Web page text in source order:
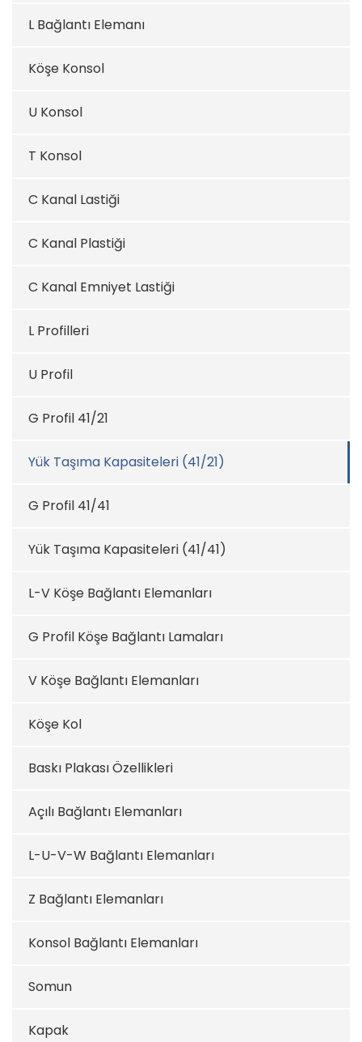
L Bağlantı Elemanı
Köşe Konsol
U Konsol
T Konsol
C Kanal Lastiği
C Kanal Plastiği
C Kanal Emniyet Lastiği
L Profilleri
U Profil
G Profil 41/21
Yük Taşıma Kapasiteleri (41/21)
G Profil 41/41
Yük Taşıma Kapasiteleri (41/41)
L-V Köşe Bağlantı Elemanları
G Profil Köşe Bağlantı Lamaları
V Köşe Bağlantı Elemanları
Köşe Kol
Baskı Plakası Özellikleri
Açılı Bağlantı Elemanları
L-U-V-W Bağlantı Elemanları
Z Bağlantı Elemanları
Konsol Bağlantı Elemanları
Somun
Kapak